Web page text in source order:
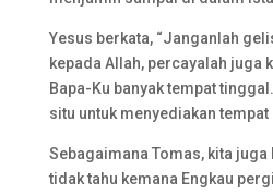
Yesus berkata, “Janganlah
kepada Allah, percayalah juga
Bapa-Ku banyak tempat
situ untuk menyediakan tempat
Sebagaimana Tomas, kita juga
tidak tahu kemana Engkau